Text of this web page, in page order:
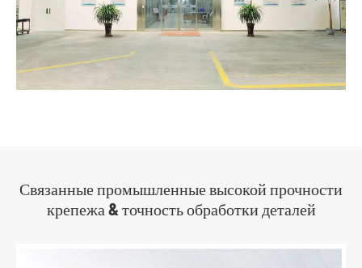
Связанные промышленные высокой прочности
крепежа & точность обработки деталей